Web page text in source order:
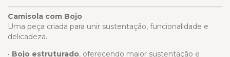
Camisola com Bojo
Uma peça criada para unir sustentação, funcionalidade e
delicadeza.
• Bojo estruturado, oferecendo maior sustentação e